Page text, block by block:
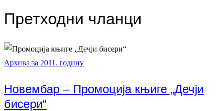
Претходни чланци
Архива за 2011. годину
Новембар – Промоција књиге „Дечји
бисери“